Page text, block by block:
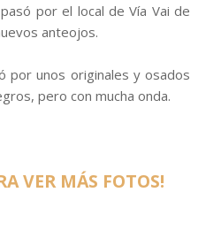
por el local de Vía Vai de
anteojos.
por unos originales y osados
pero con mucha onda.
VER MÁS FOTOS!